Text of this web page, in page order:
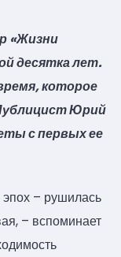
«Жизни
десятка лет.
которое
Юрий
с первых ее
– рушилась
– вспоминает